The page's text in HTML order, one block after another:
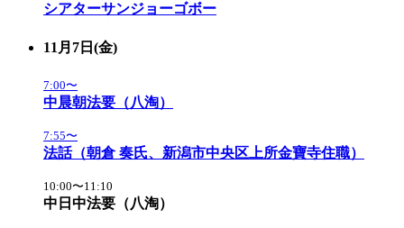
シアターサンジョーゴボー
11月7日(金)
7:00〜
中晨朝法要（八淘）
7:55〜
法話（朝倉 奏氏、新潟市中央区上所金寶寺住職）
10:00〜11:10
中日中法要（八淘）